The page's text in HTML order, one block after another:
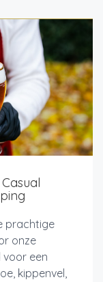
prachtige
onze
voor een
kippenvel,